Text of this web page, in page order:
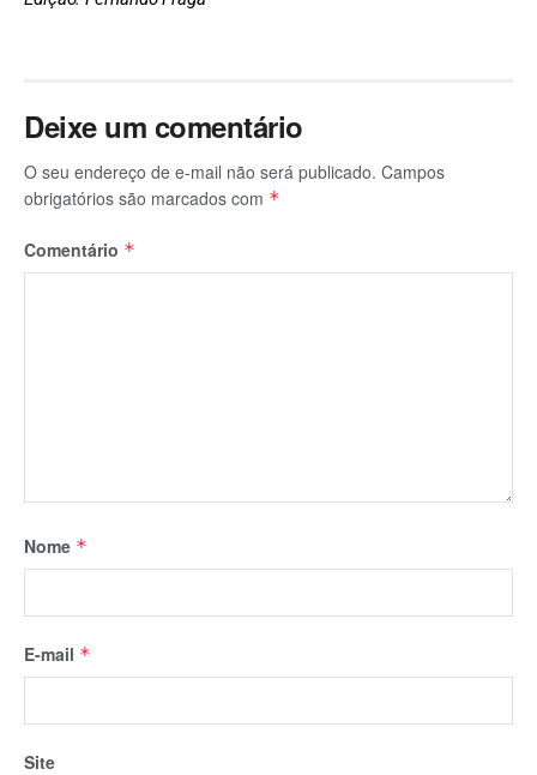
Deixe um comentário
O seu endereço de e-mail não será publicado. Campos
obrigatórios são marcados com *
Comentário *
Nome *
E-mail *
Site